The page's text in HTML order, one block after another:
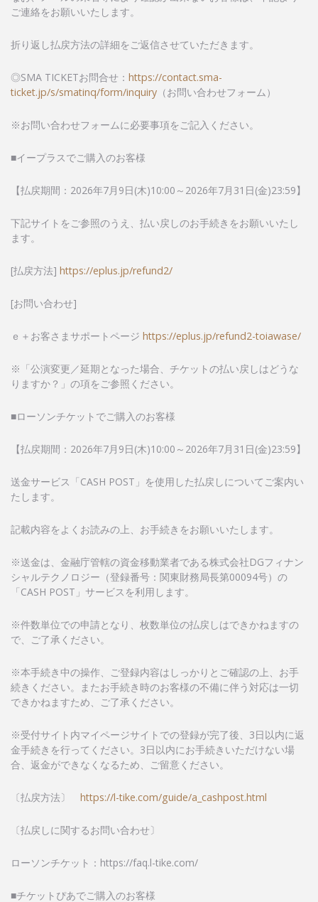
ご連絡をお願いいたします。
折り返し払戻方法の詳細をご返信させていただきます。
◎SMA TICKETお問合せ： https://contact.sma-
ticket.jp/s/smatinq/form/inquiry （お問い合わせフォーム）
※お問い合わせフォームに必要事項をご記入ください。
■イープラスでご購入のお客様
【払戻期間：2026年7月9日(木)10:00～2026年7月31日(金)23:59】
下記サイトをご参照のうえ、払い戻しのお手続きをお願いいたし
ます。
[払戻方法] https://eplus.jp/refund2/
[お問い合わせ]
ｅ＋お客さまサポートページ https://eplus.jp/refund2-toiawase/
※「公演変更／延期となった場合、チケットの払い戻しはどうな
りますか？」の項をご参照ください。
■ローソンチケットでご購入のお客様
【払戻期間：2026年7月9日(木)10:00～2026年7月31日(金)23:59】
送金サービス「CASH POST」を使用した払戻しについてご案内い
たします。
記載内容をよくお読みの上、お手続きをお願いいたします。
※送金は、金融庁管轄の資金移動業者である株式会社DGフィナン
シャルテクノロジー（登録番号：関東財務局長第00094号）の
「CASH POST」サービスを利用します。
※件数単位での申請となり、枚数単位の払戻しはできかねますの
で、ご了承ください。
※本手続き中の操作、ご登録内容はしっかりとご確認の上、お手
続きください。またお手続き時のお客様の不備に伴う対応は一切
できかねますため、ご了承ください。
※受付サイト内マイページサイトでの登録が完了後、3日以内に返
金手続きを行ってください。3日以内にお手続きいただけない場
合、返金ができなくなるため、ご留意ください。
〔払戻方法〕 https://l-tike.com/guide/a_cashpost.html
〔払戻しに関するお問い合わせ〕
ローソンチケット：https://faq.l-tike.com/
■チケットぴあでご購入のお客様